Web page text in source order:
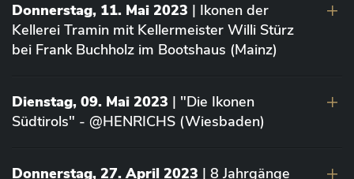
Donnerstag, 11. Mai 2023 | Ikonen der
Kellerei Tramin mit Kellermeister Willi Stürz
bei Frank Buchholz im Bootshaus (Mainz)
Dienstag, 09. Mai 2023 | "Die Ikonen
Südtirols" - @HENRICHS (Wiesbaden)
Donnerstag, 27. April 2023 | 8 Jahrgänge